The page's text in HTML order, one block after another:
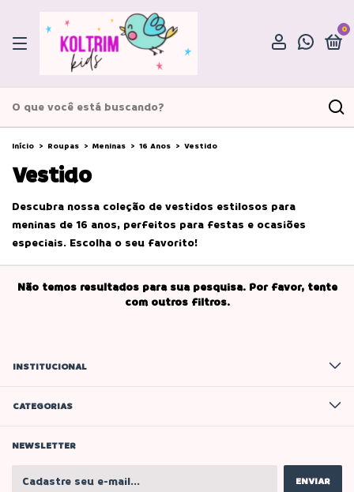
0
Início > Roupas > Meninas > 16 Anos > Vestido
Vestido
Descubra nossa coleção de vestidos estilosos para
meninas de 16 anos, perfeitos para festas e ocasiões
especiais. Escolha o seu favorito!
Não temos resultados para sua pesquisa. Por favor, tente
com outros filtros.
INSTITUCIONAL
CATEGORIAS
NEWSLETTER